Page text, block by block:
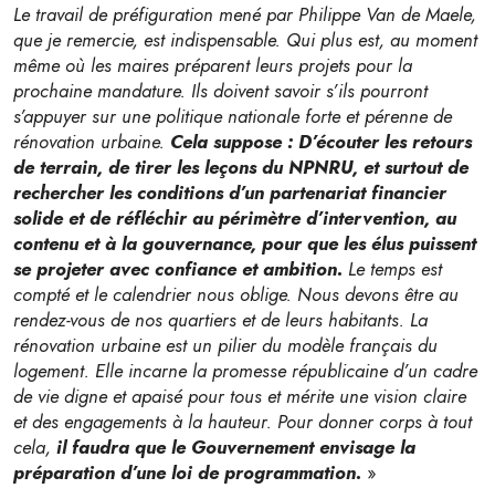
Le travail de préfiguration mené par Philippe Van de Maele,
que je remercie, est indispensable. Qui plus est, au moment
même où les maires préparent leurs projets pour la
prochaine mandature. Ils doivent savoir s’ils pourront
s’appuyer sur une politique nationale forte et pérenne de
rénovation urbaine. Cela suppose : D’écouter les retours
de terrain, de tirer les leçons du NPNRU, et surtout de
rechercher les conditions d’un partenariat financier
solide et de réfléchir au périmètre d’intervention, au
contenu et à la gouvernance, pour que les élus puissent
se projeter avec confiance et ambition. Le temps est
compté et le calendrier nous oblige. Nous devons être au
rendez-vous de nos quartiers et de leurs habitants. La
rénovation urbaine est un pilier du modèle français du
logement. Elle incarne la promesse républicaine d’un cadre
de vie digne et apaisé pour tous et mérite une vision claire
et des engagements à la hauteur. Pour donner corps à tout
cela, il faudra que le Gouvernement envisage la
préparation d’une loi de programmation. »